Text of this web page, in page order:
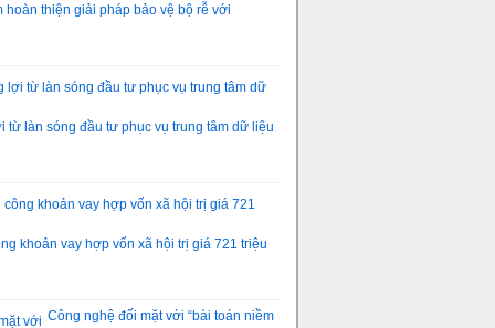
hoàn thiện giải pháp bảo vệ bộ rễ với
từ làn sóng đầu tư phục vụ trung tâm dữ liệu
khoản vay hợp vốn xã hội trị giá 721 triệu
Công nghệ đối mặt với “bài toán niềm